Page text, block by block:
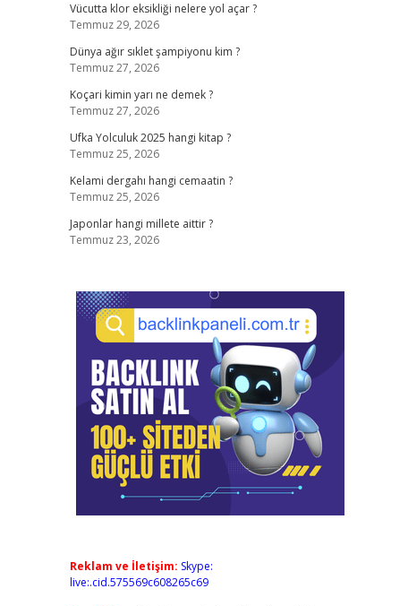
Vücutta klor eksikliği nelere yol açar ?
Temmuz 29, 2026
Dünya ağır sıklet şampiyonu kim ?
Temmuz 27, 2026
Koçari kimin yarı ne demek ?
Temmuz 27, 2026
Ufka Yolculuk 2025 hangi kitap ?
Temmuz 25, 2026
Kelami dergahı hangi cemaatin ?
Temmuz 25, 2026
Japonlar hangi millete aittir ?
Temmuz 23, 2026
Reklam ve İletişim: Skype:
live:.cid.575569c608265c69